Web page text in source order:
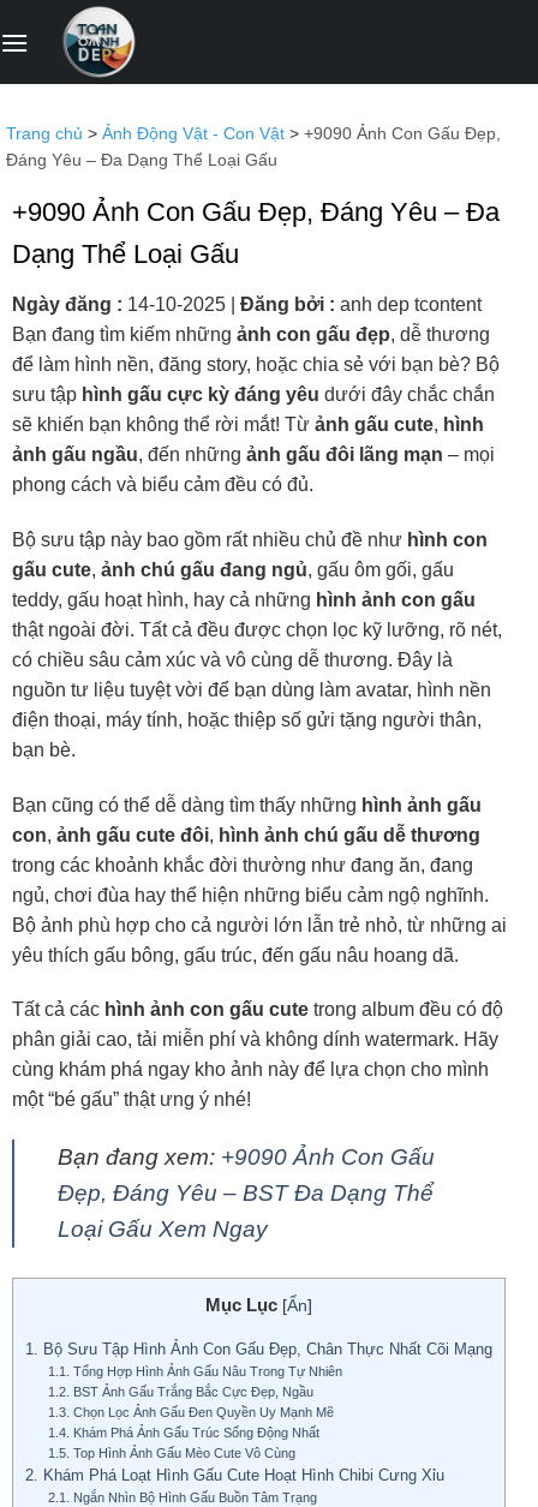
qua
Trang chủ > Ảnh Động Vật - Con Vật > +9090 Ảnh Con Gấu Đẹp,
Đáng Yêu – Đa Dạng Thể Loại Gấu
+9090 Ảnh Con Gấu Đẹp, Đáng Yêu – Đa
Dạng Thể Loại Gấu
Ngày đăng : 14-10-2025 Đăng bởi : anh dep tcontent
Bạn đang tìm kiếm những ảnh con gấu đẹp, dễ thương
để làm hình nền, đăng story, hoặc chia sẻ với bạn bè? Bộ
sưu tập hình gấu cực kỳ đáng yêu dưới đây chắc chắn
sẽ khiến bạn không thể rời mắt! Từ ảnh gấu cute, hình
ảnh gấu ngầu, đến những ảnh gấu đôi lãng mạn – mọi
phong cách và biểu cảm đều có đủ.
Bộ sưu tập này bao gồm rất nhiều chủ đề như hình con
gấu cute, ảnh chú gấu đang ngủ, gấu ôm gối, gấu
teddy, gấu hoạt hình, hay cả những hình ảnh con gấu
thật ngoài đời. Tất cả đều được chọn lọc kỹ lưỡng, rõ nét,
có chiều sâu cảm xúc và vô cùng dễ thương. Đây là
nguồn tư liệu tuyệt vời để bạn dùng làm avatar, hình nền
điện thoại, máy tính, hoặc thiệp số gửi tặng người thân,
bạn bè.
Bạn cũng có thể dễ dàng tìm thấy những hình ảnh gấu
con, ảnh gấu cute đôi, hình ảnh chú gấu dễ thương
trong các khoảnh khắc đời thường như đang ăn, đang
ngủ, chơi đùa hay thể hiện những biểu cảm ngộ nghĩnh.
Bộ ảnh phù hợp cho cả người lớn lẫn trẻ nhỏ, từ những ai
yêu thích gấu bông, gấu trúc, đến gấu nâu hoang dã.
Tất cả các hình ảnh con gấu cute trong album đều có độ
phân giải cao, tải miễn phí và không dính watermark. Hãy
cùng khám phá ngay kho ảnh này để lựa chọn cho mình
một “bé gấu” thật ưng ý nhé!
Bạn đang xem: +9090 Ảnh Con Gấu
Đẹp, Đáng Yêu – BST Đa Dạng Thể
Loại Gấu Xem Ngay
Mục Lục [Ẩn]
1. Bộ Sưu Tập Hình Ảnh Con Gấu Đẹp, Chân Thực Nhất Cõi Mạng
1.1.
Tổng Hợp Hình Ảnh Gấu Nâu Trong Tự Nhiên
1.2.
BST Ảnh Gấu Trắng Bắc Cực Đẹp, Ngầu
1.3. Chọn Lọc Ảnh Gấu Đen Quyền Uy Mạnh Mẽ
1.4.
Khám Phá Ảnh Gấu Trúc Sống Động Nhất
1.5. Top Hình Ảnh Gấu Mèo Cute Vô Cùng
2. Khám Phá Loạt Hình Gấu Cute Hoạt Hình Chibi Cưng Xỉu
2.1.
Ngắn Nhìn Bộ Hình Gấu Buồn Tâm Trạng